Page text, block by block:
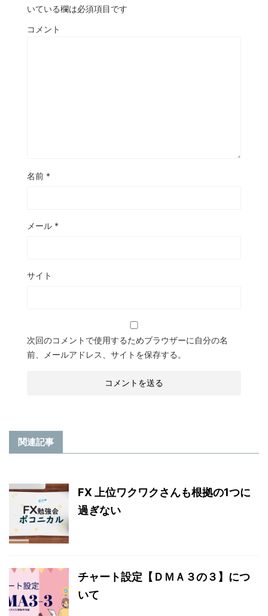
いている欄は必須項目です
コメント
名前 *
メール *
サイト
次回のコメントで使用するためブラウザーに自分の名
前、メールアドレス、サイトを保存する。
関連記事
FX 上位ワクワクさんも根拠の1つに
過ぎない
チャート設定【ＤＭＡ３の３】につ
いて